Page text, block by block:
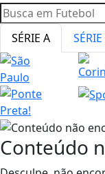
SÉRIE A
Conteúdo